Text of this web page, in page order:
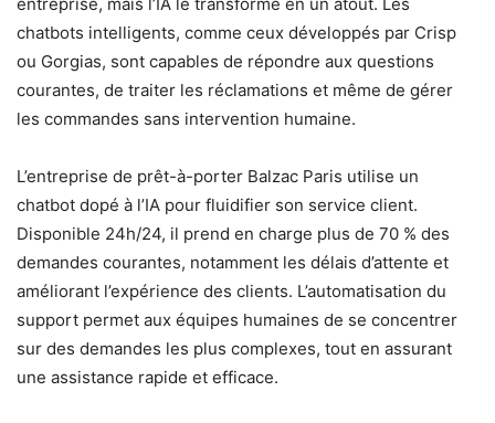
chatbots intelligents, comme ceux développés par Crisp
ou Gorgias, sont capables de répondre aux questions
courantes, de traiter les réclamations et même de gérer
les commandes sans intervention humaine.
L’entreprise de prêt-à-porter Balzac Paris utilise un
chatbot dopé à l’IA pour fluidifier son service client.
Disponible 24h/24, il prend en charge plus de 70 % des
demandes courantes, notamment les délais d’attente et
améliorant l’expérience des clients. L’automatisation du
support permet aux équipes humaines de se concentrer
sur des demandes les plus complexes, tout en assurant
une assistance rapide et efficace.